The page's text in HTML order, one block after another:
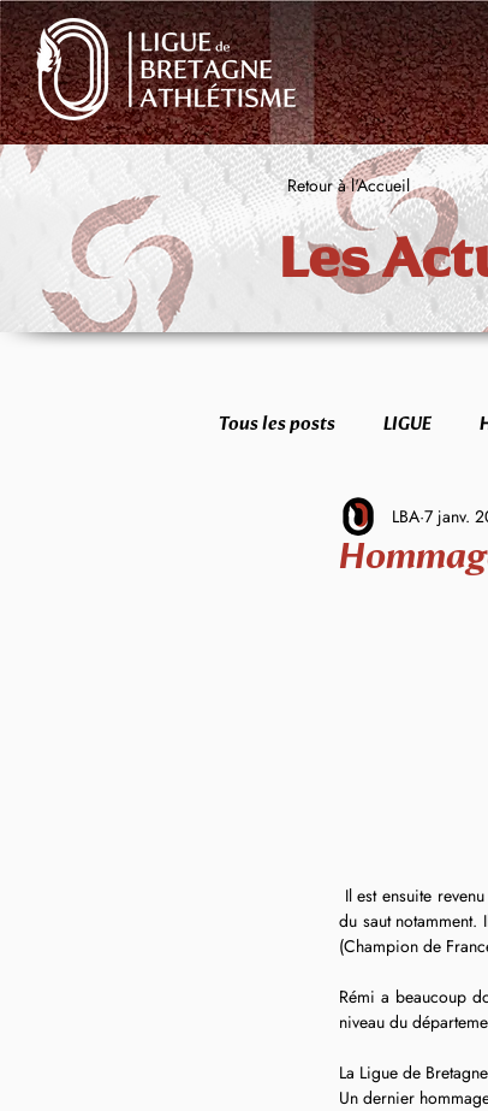
Retour à l'Accueil
Les
Tous les posts LIGUE
FORME & SANTÉ ETR
LBA 7 janv.
du saut
(Champion de
Rémi a beaucoup
niveau du
La Ligue de
Un dernier